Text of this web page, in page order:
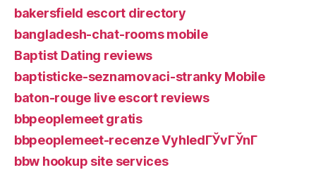
bakersfield escort directory
bangladesh-chat-rooms mobile
Baptist Dating reviews
baptisticke-seznamovaci-stranky Mobile
baton-rouge live escort reviews
bbpeoplemeet gratis
bbpeoplemeet-recenze VyhledГЎvГЎnГ­
bbw hookup site services